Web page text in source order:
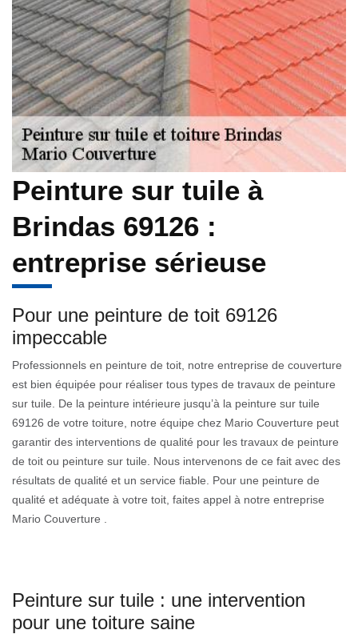
Peinture sur tuile à
Brindas 69126 :
entreprise sérieuse
Pour une peinture de toit 69126
impeccable
Professionnels en peinture de toit, notre entreprise de couverture
est bien équipée pour réaliser tous types de travaux de peinture
sur tuile. De la peinture intérieure jusqu’à la peinture sur tuile
69126 de votre toiture, notre équipe chez Mario Couverture peut
garantir des interventions de qualité pour les travaux de peinture
de toit ou peinture sur tuile. Nous intervenons de ce fait avec des
résultats de qualité et un service fiable. Pour une peinture de
qualité et adéquate à votre toit, faites appel à notre entreprise
Mario Couverture .
Peinture sur tuile : une intervention
pour une toiture saine